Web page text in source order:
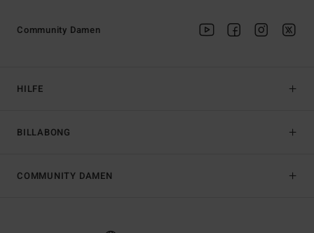
HILFE
BILLABONG
Community Damen
COMMUNITY DAMEN